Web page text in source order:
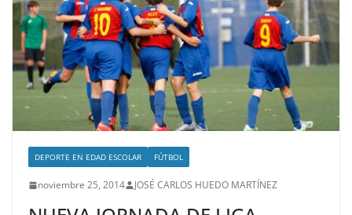
DEPORTE EN EDAD ESCOLAR FÚTBOL
noviembre 25, 2014 JOSÉ CARLOS HUEDO MARTÍNEZ